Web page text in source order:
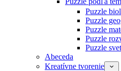
Puzzle
Puzzle
Puzzle
Puzzle
Puzzle
Abeceda
Kreatívne tvorenie